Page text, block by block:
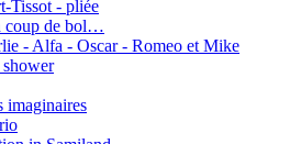
Tissot - pliée
coup de bol…
- Alfa - Oscar - Romeo et Mike
imaginaires